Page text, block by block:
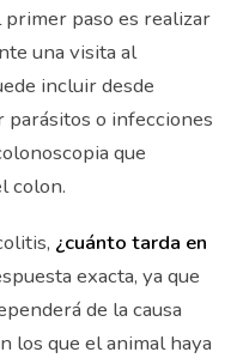
primer paso es realizar
una visita al
incluir desde
parásitos o infecciones
que
colon.
¿cuánto tarda en
exacta, ya que
de la causa
los que el animal haya